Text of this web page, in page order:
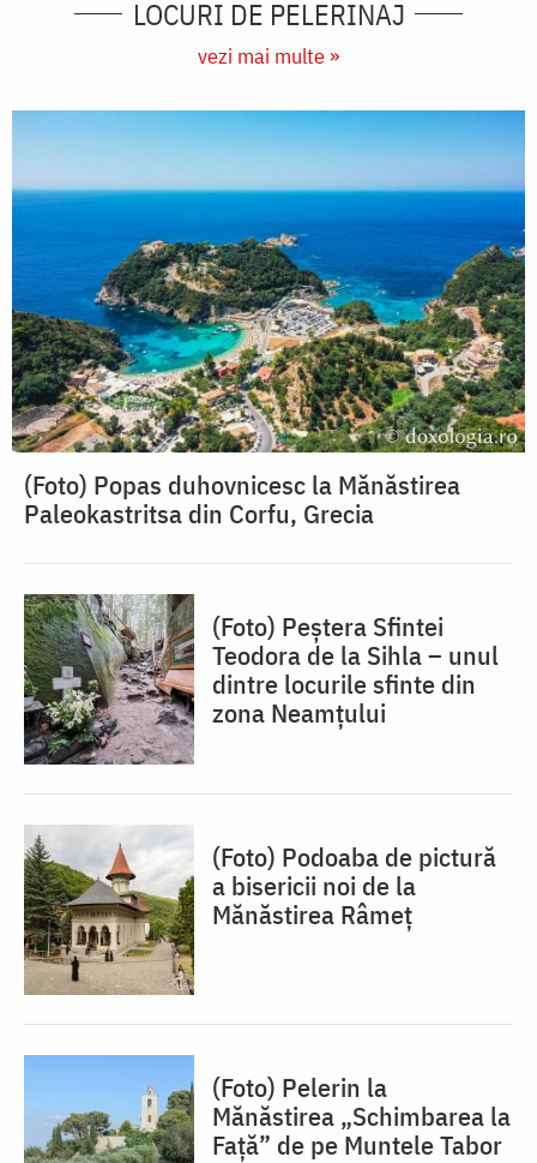
LOCURI DE PELERINAJ
vezi mai multe »
(Foto) Popas duhovnicesc la Mănăstirea
Paleokastritsa din Corfu, Grecia
(Foto) Peștera Sfintei
Teodora de la Sihla – unul
dintre locurile sfinte din
zona Neamțului
(Foto) Podoaba de pictură
a bisericii noi de la
Mănăstirea Râmeț
(Foto) Pelerin la
Mănăstirea „Schimbarea la
Față” de pe Muntele Tabor